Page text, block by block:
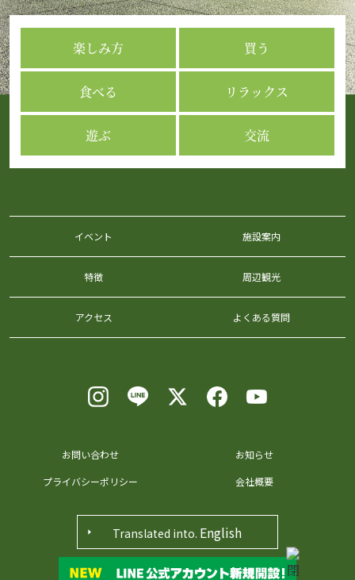
楽しみ方 買う
食べる リラックス
遊ぶ 交流
イベント 施設案内
特徴 周辺観光
アクセス よくある質問
お問い合わせ
お知らせ
プライバシーポリシー
会社概要
Translated into. English